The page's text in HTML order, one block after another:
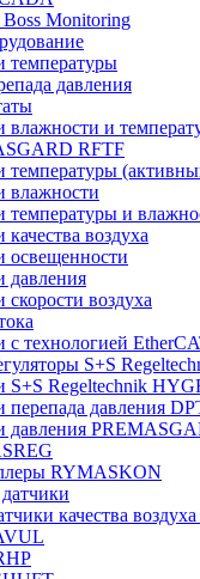
Monitoring
температуры
давления
влажности и
RFTF
температуры
влажности
температуры и
качества воздуха
освещенности
давления
скорости воздуха
с технологией
S+S
S+S Regeltechnik
перепада давления
давления
RYMASKON
качества